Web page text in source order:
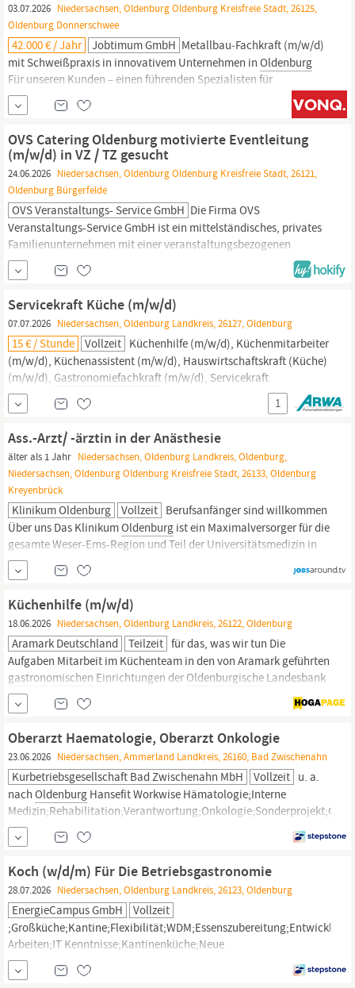
03.07.2026 Niedersachsen, Oldenburg Oldenburg Kreisfreie Stadt, 26125,
Oldenburg Donnerschwee
42.000 € / Jahr Jobtimum GmbH Metallbau‑Fachkraft (m/w/d)
mit Schweißpraxis in innovativem Unternehmen in Oldenburg
Für unseren Kunden – einen führenden Spezialisten für
hochwertige
Gastronomieeinrichtungen
und maßgeschneiderte
Innenausbaukonzepte – suchen wir eine Metallbau‑Fachkraft
und realisiert individuelleGastrokonzepte
OVS Catering Oldenburg motivierte Eventleitung
(m/w/d) in VZ / TZ gesucht
24.06.2026 Niedersachsen, Oldenburg Oldenburg Kreisfreie Stadt, 26121,
Oldenburg Bürgerfelde
OVS Veranstaltungs- Service GmbH Die Firma OVS
Veranstaltungs-Service GmbH ist ein mittelständisches, privates
Familienunternehmen mit einer veranstaltungsbezogenen
Gastronomie.
Wir bewirten seit 1996 exklusiv alle
Veranstaltungen in den Weser-Ems-Hallen
koordinieren auch alle unsere sonstigen Aktivitäten (z.B. Außer-
Haus Eventcatering) von dort aus. Zur...
Servicekraft Küche (m/w/d)
07.07.2026 Niedersachsen, Oldenburg Landkreis, 26127, Oldenburg
15 € / Stunde Vollzeit Küchenhilfe (m/w/d), Küchenmitarbeiter
(m/w/d), Küchenassistent (m/w/d), Hauswirtschaftskraft (Küche)
(m/w/d), Gastronomiefachkraft (m/w/d), Servicekraft
Gastronomie
(m/w/d), Servicekraft im Restaurant (m/w/d) oder
Gastronomieassistent
(m/w/d)? Dann bewirb Dich jetzt gleich
online auf dieses Stellenangebot! Mit Deiner...
1
Ass.-Arzt/ -ärztin in der Anästhesie
älter als 1 Jahr Niedersachsen, Oldenburg Landkreis, Oldenburg,
Niedersachsen, Oldenburg Oldenburg Kreisfreie Stadt, 26133, Oldenburg
Kreyenbrück
Klinikum Oldenburg Vollzeit Berufsanfänger sind willkommen
Über uns Das KlinikumOldenburg ist ein Maximalversorger für die
gesamte Weser-Ems-Region und Teil der Universitätsmedizin in
Oldenburg.
Unser Haus unterhält 26 Kliniken und Institute und
beschäftigt rund 3.000 Mitarbeiterinnen und Mitarbeiter. Damit
zählen wir zu den größten Arbeitgebern in der Region.
Küchenhilfe (m/w/d)
18.06.2026 Niedersachsen, Oldenburg Landkreis, 26122, Oldenburg
Aramark Deutschland Teilzeit für das, was wir tun Die
Aufgaben Mitarbeit im Küchenteam in den von Aramark geführten
gastronomischen Einrichtungen der Oldenburgische Landesbank
AG Unterstützung bei der Vor- und Zubereitung frischer Speisen
Ausgabe von Speisen an unsere Gäste Bedienung des
Dein Profil Offene...
Oberarzt Haematologie, Oberarzt Onkologie
23.06.2026 Niedersachsen, Ammerland Landkreis, 26160, Bad Zwischenahn
Kurbetriebsgesellschaft Bad Zwischenahn MbH Vollzeit u. a.
nach Oldenburg Hansefit Workwise Hämatologie;Interne
Medizin;Rehabilitation;Verantwortung;Onkologie;Sonderprojekt;
Gesundheit | Gesundheit, Gesundheit | Onkologie, Feste
Anstellung, Mit Personalverantwortung, Mit Berufserfahrung,
Koch (w/d/m) Für Die Betriebsgastronomie
28.07.2026 Niedersachsen, Oldenburg Landkreis, 26123, Oldenburg
EnergieCampus GmbH
Vollzeit
Arbeiten;IT Kenntnisse;Kantinenküche;Neue
Rezepte;Verantwortung;Rezepte;Entwurf,
Hotellerie | Köche, Feste Anstellung, Mit Berufserfahrung, Vollzeit